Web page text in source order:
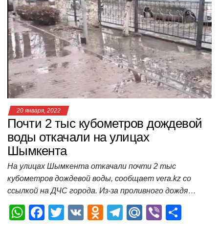
A
p
p
b
o
o
k
kl
a
ss
ni
ki
a
m
а
в
и
т
ь
20 января, 2022
Почти 2 тыс кубометров дождевой
воды откачали на улицах
Шымкента
На улицах Шымкента откачали почти 2 тыс
кубометров дождевой воды, сообщает vera.kz со
ссылкой на ДЧС города. Из-за проливного дождя…
W
F
T
V
O
T
M
Vi